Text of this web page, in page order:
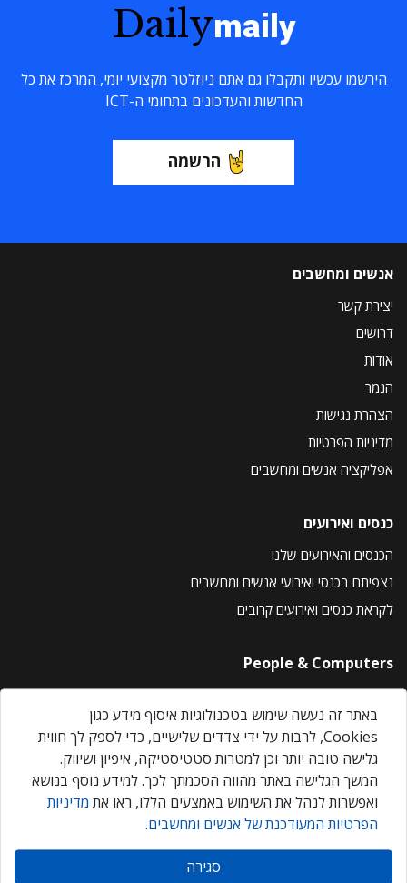
Dailymaily
הירשמו עכשיו ותקבלו גם אתם ניוזלטר מקצועי יומי, המרכז את כל
החדשות והעדכונים בתחומי ה-ICT
הרשמה
אנשים ומחשבים
יצירת קשר
דרושים
אודות
הנמר
הצהרת נגישות
מדיניות הפרטיות
אפליקציה אנשים ומחשבים
כנסים ואירועים
הכנסים והאירועים שלנו
נצפיתם בכנסי ואירועי אנשים ומחשבים
לקראת כנסים ואירועים קרובים
People & Computers
About Us
Privacy Policy
Contact Us
Our Events
אנשים ומחשבים © 2026 – כל הזכויות שמורות
באתר זה נעשה שימוש בטכנולוגיות איסוף מידע כגון
Cookies, לרבות על ידי צדדים שלישיים, כדי לספק לך חווית
גלישה טובה יותר וכן למטרות סטטיסטיקה, איפיון ושיווק.
המשך הגלישה באתר מהווה הסכמתך לכך. למידע נוסף בנושא
ואפשרות לנהל את השימוש באמצעים הללו, ראו את מדיניות
הפרטיות המעודכנת של אנשים ומחשבים.
סגירה